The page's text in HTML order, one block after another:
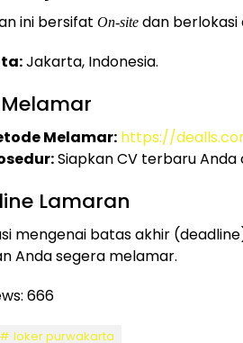
ini bersifat On-site dan berlokasi
Jakarta, Indonesia.
Melamar: https://
Siapkan CV terbaru
Lamaran
mengenai batas akhir
Anda segera melamar.
666
loker purwakarta